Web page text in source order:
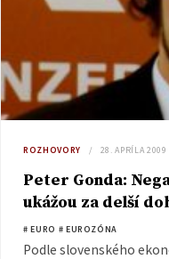
ROZHOVORY 28. APRÍLA 2009
Peter Gonda:
ukážou za delší
# EURO # EUROZÓNA
Podle slovenského